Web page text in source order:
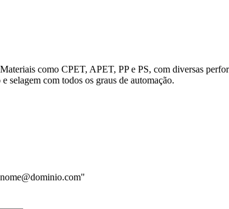
como CPET, APET, PP e PS, com diversas
selagem com todos os graus de automação.